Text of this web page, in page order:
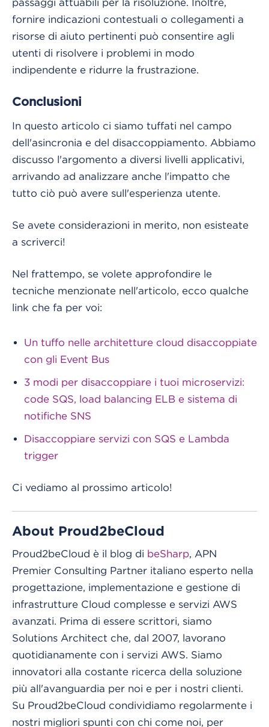
passaggi attuabili per la risoluzione. Inoltre,
fornire indicazioni contestuali o collegamenti a
risorse di aiuto pertinenti può consentire agli
utenti di risolvere i problemi in modo
indipendente e ridurre la frustrazione.
Conclusioni
In questo articolo ci siamo tuffati nel campo
dell'asincronia e del disaccoppiamento. Abbiamo
discusso l'argomento a diversi livelli applicativi,
arrivando ad analizzare anche l'impatto che
tutto ciò può avere sull'esperienza utente.
Se avete considerazioni in merito, non esisteate
a scriverci!
Nel frattempo, se volete approfondire le
tecniche menzionate nell'articolo, ecco qualche
link che fa per voi:
Un tuffo nelle architetture cloud disaccoppiate
con gli Event Bus
3 modi per disaccoppiare i tuoi microservizi:
code SQS, load balancing ELB e sistema di
notifiche SNS
Disaccoppiare servizi con SQS e Lambda
trigger
Ci vediamo al prossimo articolo!
About Proud2beCloud
Proud2beCloud è il blog di beSharp, APN
Premier Consulting Partner italiano esperto nella
progettazione, implementazione e gestione di
infrastrutture Cloud complesse e servizi AWS
avanzati. Prima di essere scrittori, siamo
Solutions Architect che, dal 2007, lavorano
quotidianamente con i servizi AWS. Siamo
innovatori alla costante ricerca della soluzione
più all'avanguardia per noi e per i nostri clienti.
Su Proud2beCloud condividiamo regolarmente i
nostri migliori spunti con chi come noi, per